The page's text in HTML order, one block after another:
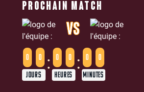
PROCHAIN MATCH
0 0
JOURS
: 0 0
HEURES
: 0 0
MINUTES
VS